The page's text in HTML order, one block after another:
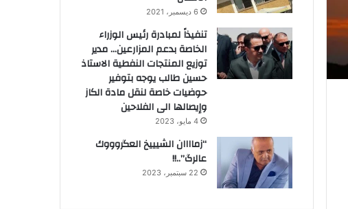
6 ديسمبر، 2021
تنفيذاً لمبادرة رئيس الوزراء
الخاصة بدعم المزارعين… مدير
توزيع المنتجات النفطية الاستاذ
حسين طالب يوجه بتوفير
حوضيات خاصة لنقل مادة الكاز
وإيصالها الى الفلاحين
4 مايو، 2023
“زماااان الشيييخ العگروووك
عالرگ”..!!
22 سبتمبر، 2023